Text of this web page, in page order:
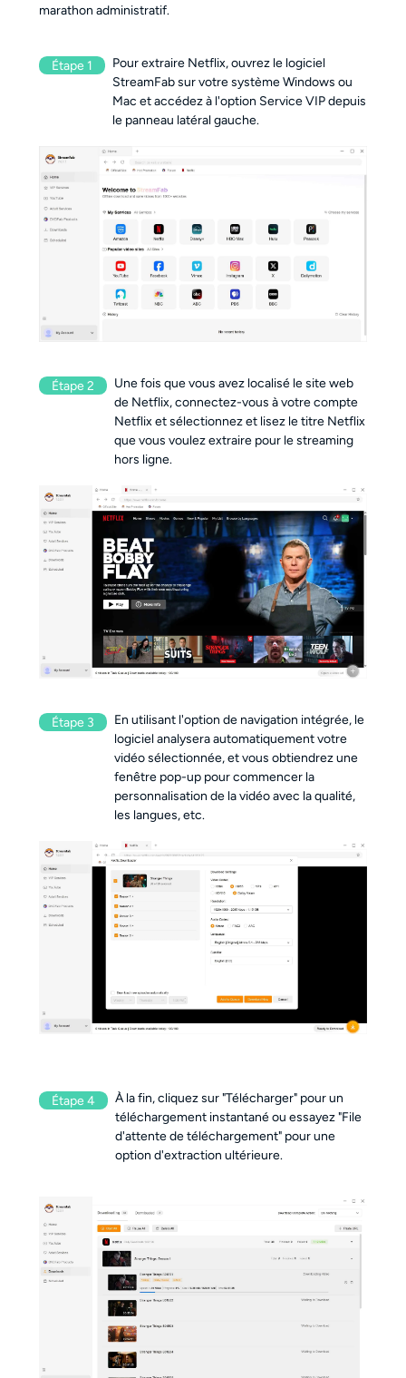
marathon administratif.
Étape 1
Pour extraire Netflix, ouvrez le logiciel
StreamFab sur votre système Windows ou
Mac et accédez à l'option Service VIP depuis
le panneau latéral gauche.
Étape 2
Une fois que vous avez localisé le site web
de Netflix, connectez-vous à votre compte
Netflix et sélectionnez et lisez le titre Netflix
que vous voulez extraire pour le streaming
hors ligne.
Étape 3
En utilisant l'option de navigation intégrée, le
logiciel analysera automatiquement votre
vidéo sélectionnée, et vous obtiendrez une
fenêtre pop-up pour commencer la
personnalisation de la vidéo avec la qualité,
les langues, etc.
Étape 4
À la fin, cliquez sur "Télécharger" pour un
téléchargement instantané ou essayez "File
d'attente de téléchargement" pour une
option d'extraction ultérieure.